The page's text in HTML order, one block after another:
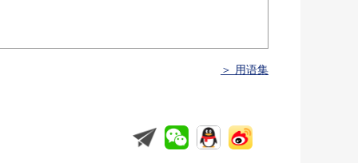
＞ 用语集